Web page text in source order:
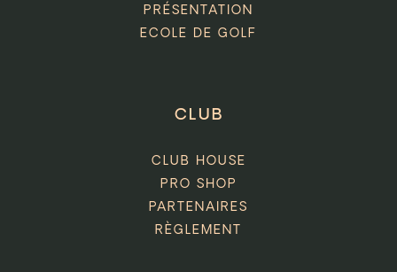
PRÉSENTATION
ECOLE DE GOLF
CLUB
CLUB HOUSE
PRO SHOP
PARTENAIRES
RÈGLEMENT